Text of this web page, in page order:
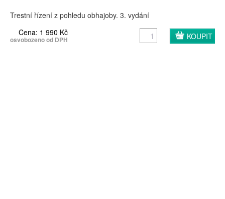
Trestní řízení z pohledu obhajoby. 3. vydání
Cena: 1 990 Kč
osvobozeno od DPH